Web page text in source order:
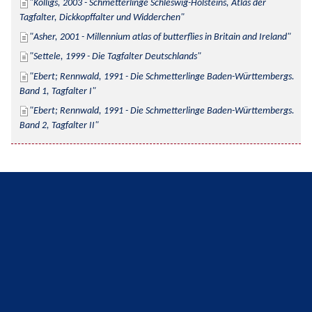
Kolligs, 2003 - Schmetterlinge Schleswig-Holsteins, Atlas der
Tagfalter, Dickkopffalter und Widderchen
Asher, 2001 - Millennium atlas of butterflies in Britain and Ireland
Settele, 1999 - Die Tagfalter Deutschlands
Ebert; Rennwald, 1991 - Die Schmetterlinge Baden-Württembergs.
Band 1, Tagfalter I
Ebert; Rennwald, 1991 - Die Schmetterlinge Baden-Württembergs.
Band 2, Tagfalter II